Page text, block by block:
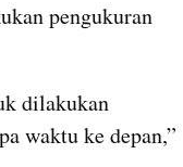
pengukuran
dilakukan
waktu ke depan,”